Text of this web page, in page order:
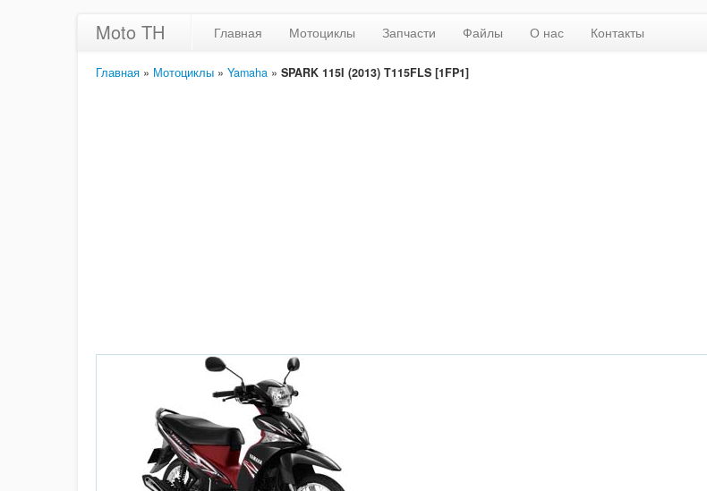
Moto TH Главная Мотоциклы Запчасти Файлы О нас Контакты
Главная » Мотоциклы » Yamaha » SPARK 115I (2013) T115FLS [1FP1]